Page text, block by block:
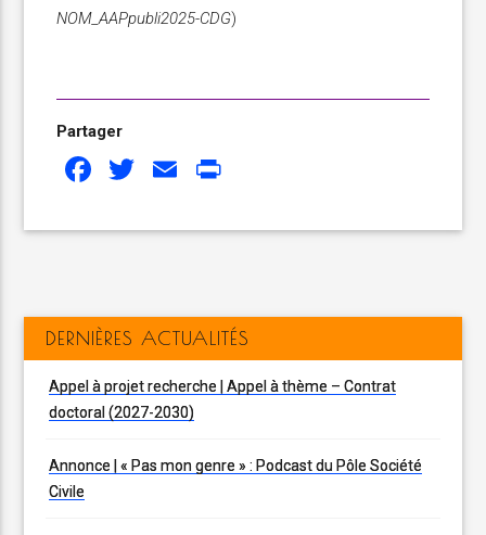
NOM_AAPpubli2025-CDG)
Partager
Facebook
Twitter
Email
DERNIÈRES ACTUALITÉS
Appel à projet recherche | Appel à thème – Contrat
doctoral (2027-2030)
Annonce | « Pas mon genre » : Podcast du Pôle Société
Civile